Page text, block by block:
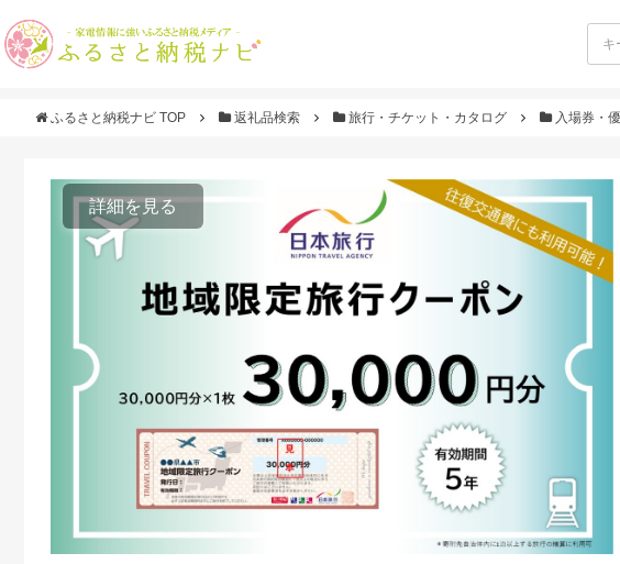
ふるさと納税ナビ TOP 返礼品検索 旅行・チケット・カタログ 入場券・
詳細を見る